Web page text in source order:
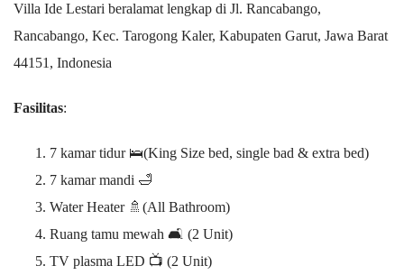
Villa Ide Lestari beralamat lengkap di Jl. Rancabango,
Rancabango, Kec. Tarogong Kaler, Kabupaten Garut, Jawa Barat
44151, Indonesia
Fasilitas:
7 kamar tidur 🛌(King Size bed, single bad & extra bed)
7 kamar mandi 🛁
Water Heater 🚿(All Bathroom)
Ruang tamu mewah 🛋️ (2 Unit)
TV plasma LED 📺 (2 Unit)